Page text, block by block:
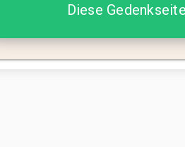
Diese